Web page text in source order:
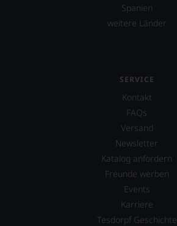
Spanien
weitere Länder
SERVICE
Kontakt
FAQs
Versand
Newsletter
Katalog anfordern
Freunde werben
Events
Karriere
Tesdorpf Geschichte